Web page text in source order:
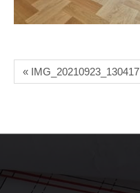
« IMG_20210923_130417